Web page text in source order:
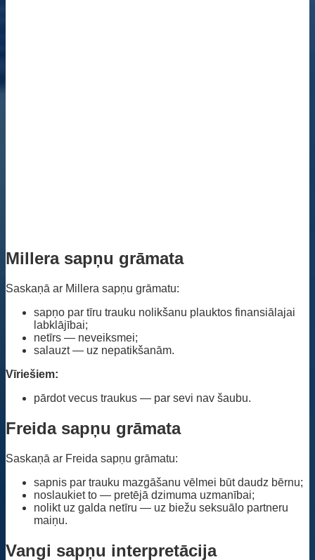
Millera sapņu grāmata
Saskaņā ar Millera sapņu grāmatu:
sapņo par tīru trauku nolikšanu plauktos finansiālajai
labklājībai;
netīrs — neveiksmei;
salauzt — uz nepatikšanām.
Vīriešiem:
pārdot vecus traukus — par sevi nav šaubu.
Freida sapņu grāmata
Saskaņā ar Freida sapņu grāmatu:
sapnis par trauku mazgāšanu vēlmei būt daudz bērnu;
noslaukiet to — pretējā dzimuma uzmanībai;
nolikt uz galda netīru — uz biežu seksuālo partneru
maiņu.
Vangi sapņu interpretācija